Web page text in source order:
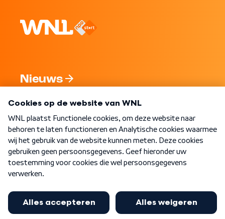
Nieuws
Nieuwsbrief
Word Lid